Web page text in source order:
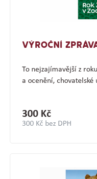
VÝROČNÍ
To nejzajímavější z
a ocenění, chovatelské
300 Kč
300 Kč bez DPH